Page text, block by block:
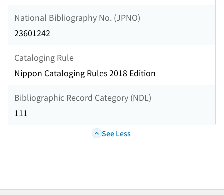
National Bibliography No. (JPNO)
23601242
Cataloging Rule
Nippon Cataloging Rules 2018 Edition
Bibliographic Record Category (NDL)
111
See Less